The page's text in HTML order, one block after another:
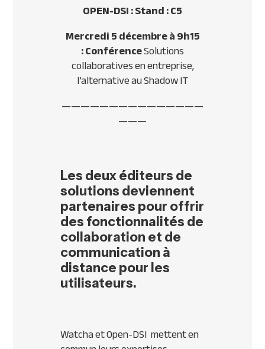
OPEN-DSI : Stand : C5
Mercredi 5 décembre à 9h15
: ConférenceSolutions
collaboratives en entreprise,
l’alternative au Shadow IT
———————————————
———
Les deux éditeurs de
solutions deviennent
partenaires pour offrir
des fonctionnalités de
collaboration et de
communication à
distance pour les
utilisateurs.
Watcha et Open-DSI mettent en